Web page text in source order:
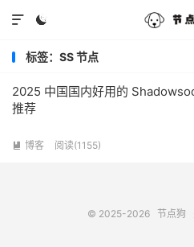


标签：SS 节点
2025 中国国内好用的
推荐
 博客 阅读(1155)
© 2025-2026 节点狗